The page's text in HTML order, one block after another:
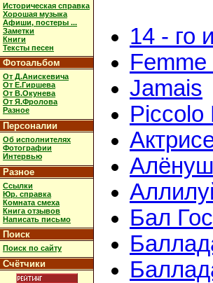
Историческая справка
Хорошая музыка
Афиши, постеры ...
Заметки
Книги
Тексты песен
Фотоальбом
От Д.Анискевича
От Е.Гиршева
От В.Окунева
От Я.Фролова
Разное
Персоналии
Об исполнителях
Фотографии
Интервью
Разное
Ссылки
Юр. справка
Комната смеха
Книга отзывов
Написать письмо
Поиск
Поиск по сайту
Счётчики
14 - го
Jamais
Piccolo
Бал